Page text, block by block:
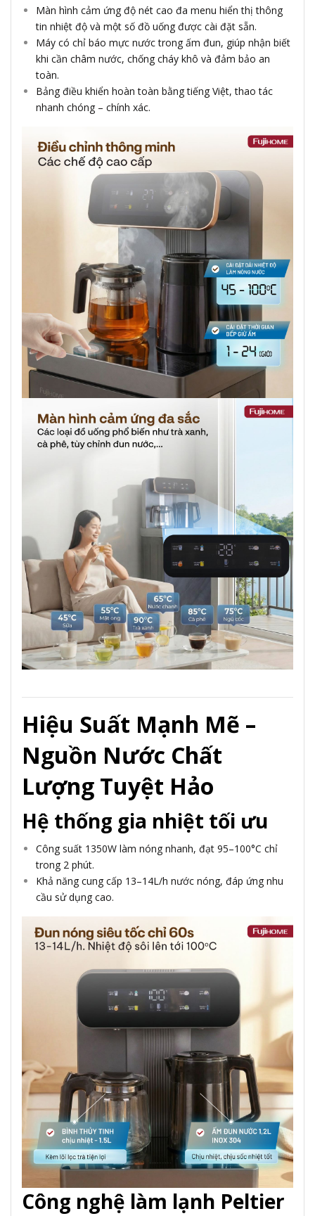
Màn hình cảm ứng độ nét cao đa menu hiển thị thông
tin nhiệt độ và một số đồ uống được cài đặt sẵn.
Máy có chỉ báo mực nước trong ấm đun, giúp nhận biết
khi cần châm nước, chống cháy khô và đảm bảo an
toàn.
Bảng điều khiển hoàn toàn bằng tiếng Việt, thao tác
nhanh chóng – chính xác.
Hiệu Suất Mạnh Mẽ –
Nguồn Nước Chất
Lượng Tuyệt Hảo
Hệ thống gia nhiệt tối ưu
Công suất 1350W làm nóng nhanh, đạt 95–100°C chỉ
trong 2 phút.
Khả năng cung cấp 13–14L/h nước nóng, đáp ứng nhu
cầu sử dụng cao.
Công nghệ làm lạnh Peltier